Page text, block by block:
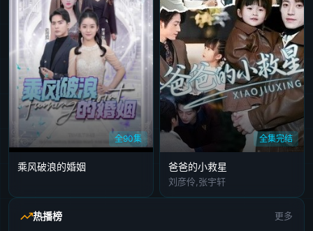
全90集
乘风破浪的婚姻
全集完结
爸爸的小救星
刘彦伶,张宇轩
热播榜 更多